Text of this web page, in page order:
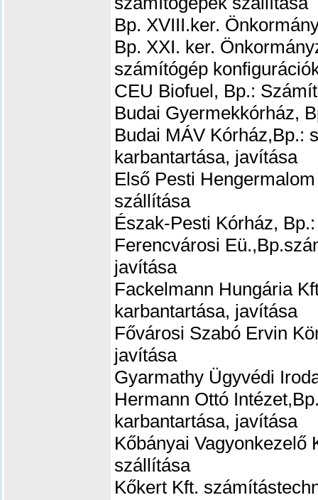
Bp. XVIII.ker.
Bp. XXI. ker.
számítógép
CEU Biofuel, Bp.:
Budai Gyermekkórház,
Budai MÁV Kórház,Bp.:
karbantartása, javítása
Első Pesti
szállítása
Észak-Pesti Kórház,
Ferencvárosi Eü.,Bp.
javítása
Fackelmann Hungária
karbantartása, javítása
Fővárosi Szabó Ervin
javítása
Gyarmathy Ügyvédi
Hermann Ottó
karbantartása, javítása
Kőbányai Vagyonkezelő
szállítása
Kőkert Kft.